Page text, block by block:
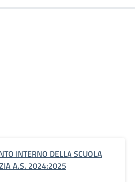
INTERNO DELLA SCUOLA
A.S. 2024:2025